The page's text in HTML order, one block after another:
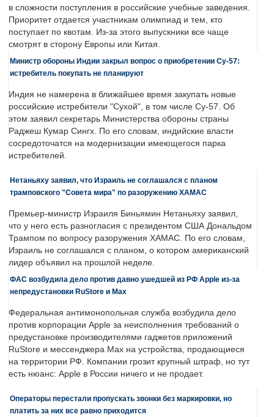
в сложности поступления в российские учебные заведения.
Приоритет отдается участникам олимпиад и тем, кто
поступает по квотам. Из-за этого выпускники все чаще
смотрят в сторону Европы или Китая.
Министр обороны Индии закрыл вопрос о приобретении Су-57:
истребитель покупать не планируют
Индия не намерена в ближайшее время закупать новые
российские истребители "Сухой", в том числе Су-57. Об
этом заявил секретарь Министерства обороны страны
Раджеш Кумар Сингх. По его словам, индийские власти
сосредоточатся на модернизации имеющегося парка
истребителей.
Нетаньяху заявил, что Израиль не соглашался с планом
трамповского "Совета мира" по разоружению ХАМАС
Премьер-министр Израиля Биньямин Нетаньяху заявил,
что у него есть разногласия с президентом США Дональдом
Трампом по вопросу разоружения ХАМАС. По его словам,
Израиль не соглашался с планом, о котором американский
лидер объявил на прошлой неделе.
ФАС возбудила дело против давно ушедшей из РФ Apple из-за
непредустановки RuStore и Max
Федеральная антимонопольная служба возбудила дело
против корпорации Apple за неисполнения требований о
предустановке производителями гаджетов приложений
RuStore и мессенджера Max на устройства, продающиеся
на территории РФ. Компании грозит крупный штраф, но тут
есть нюанс: Apple в России ничего и не продает.
Операторы перестали пропускать звонки без маркировки, но
платить за них все равно приходится